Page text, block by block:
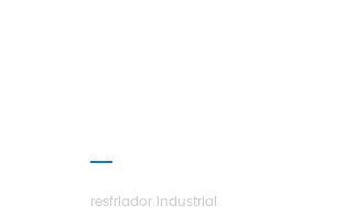
resfriador industrial